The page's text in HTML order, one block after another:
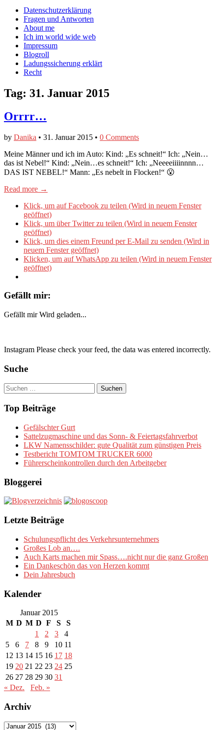
Facebook
anzeigen
Twitter
anzeigen
auf
Instagram
anzeigen
Main
menu
Skip
content
Datenschutzerklärung
Fragen und Antworten
About me
Ich im world wide web
Impressum
Blogroll
Ladungssicherung erklärt
Recht
Tag: 31. Januar 2015
Orrrr…
by Danika • 31. Januar 2015 • 0 Comments
Meine Männer und ich im Auto: Kind: „Es schneit!“ Ich: „Nein…
das ist Nebel!“ Kind: „Nein…es schneit!“ Ich: „Neeeeiiiinnnn…
DAS IST NEBEL!“ Mann: „Es nebelt in Flocken!“ 😮
Read more →
Klick, um auf Facebook zu teilen (Wird in neuem Fenster
geöffnet)
Klick, um über Twitter zu teilen (Wird in neuem Fenster
geöffnet)
Klick, um dies einem Freund per E-Mail zu senden (Wird in
neuem Fenster geöffnet)
Klicken, um auf WhatsApp zu teilen (Wird in neuem Fenster
geöffnet)
Gefällt mir:
Gefällt mir Wird geladen...
Instagram Please check your feed, the data was entered incorrectly.
Suche
Suchen
nach:
Top Beiträge
Gefälschter Gurt
Sattelzugmaschine und das Sonn- & Feiertagsfahrverbot
LKW Namensschilder: gute Qualität zum günstigen Preis
Testbericht TOMTOM TRUCKER 6000
Führerscheinkontrollen durch den Arbeitgeber
Bloggerei
Letzte Beiträge
Schulungspflicht des Verkehrsunternehmers
Großes Lob an….
Auch Karts machen mir Spass….nicht nur die ganz Großen
Ein Dankeschön das von Herzen kommt
Dein Jahresbuch
Kalender
Januar 2015
M D M D F S
S
1
2 3
4
5
6 7 8 9 10 11
12 13 14 15 16 17 18
19 20 21 22 23 24 25
26 27 28 29 30 31
« Dez.
Feb. »
Archiv
Archiv